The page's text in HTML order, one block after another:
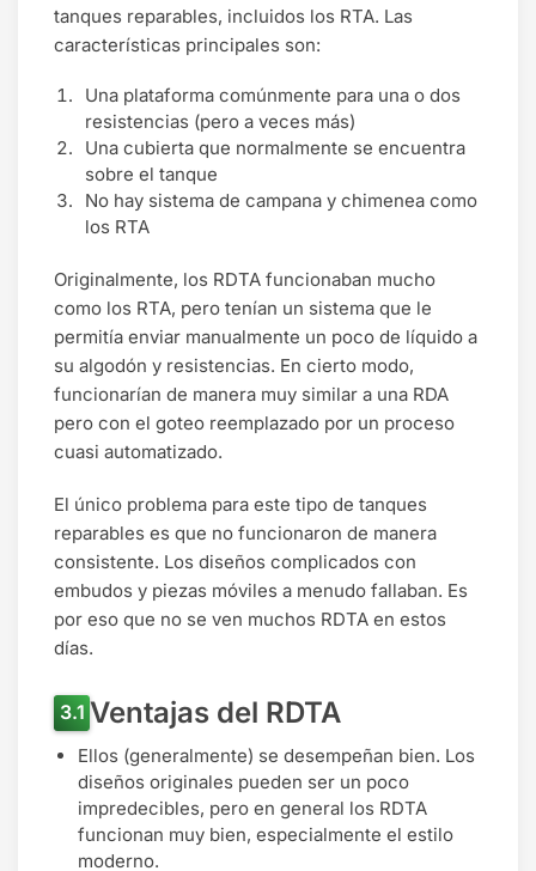
tanques reparables, incluidos los RTA. Las
características principales son:
Una plataforma comúnmente para una o dos
resistencias (pero a veces más)
Una cubierta que normalmente se encuentra
sobre el tanque
No hay sistema de campana y chimenea como
los RTA
Originalmente, los RDTA funcionaban mucho
como los RTA, pero tenían un sistema que le
permitía enviar manualmente un poco de líquido a
su algodón y resistencias. En cierto modo,
funcionarían de manera muy similar a una RDA
pero con el goteo reemplazado por un proceso
cuasi automatizado.
El único problema para este tipo de tanques
reparables es que no funcionaron de manera
consistente. Los diseños complicados con
embudos y piezas móviles a menudo fallaban. Es
por eso que no se ven muchos RDTA en estos
días.
Ventajas del RDTA
Ellos (generalmente) se desempeñan bien. Los
diseños originales pueden ser un poco
impredecibles, pero en general los RDTA
funcionan muy bien, especialmente el estilo
moderno.